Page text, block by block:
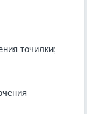
точилки;